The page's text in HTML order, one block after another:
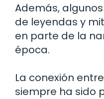
Además,
de leyendas y
en parte de la
época.
La conexión
siempre ha sido